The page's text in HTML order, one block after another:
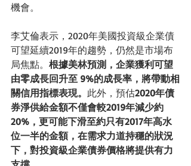
機會。
李艾倫表示，2020年美國投資級企業債
可望延續2019年的趨勢，仍然是市場布
局焦點。 根據美林預測，企業獲利可望
由零成長回升至 9%的成長率，將帶動相
關信用指標表現。 此外，預估2020年債
券淨供給金額不僅會較2019年減少約
20%，更可能下滑至約只有2017年高水
位一半的金額，在需求力道持穩的狀況
下，對投資級企業債券價格將提供有力